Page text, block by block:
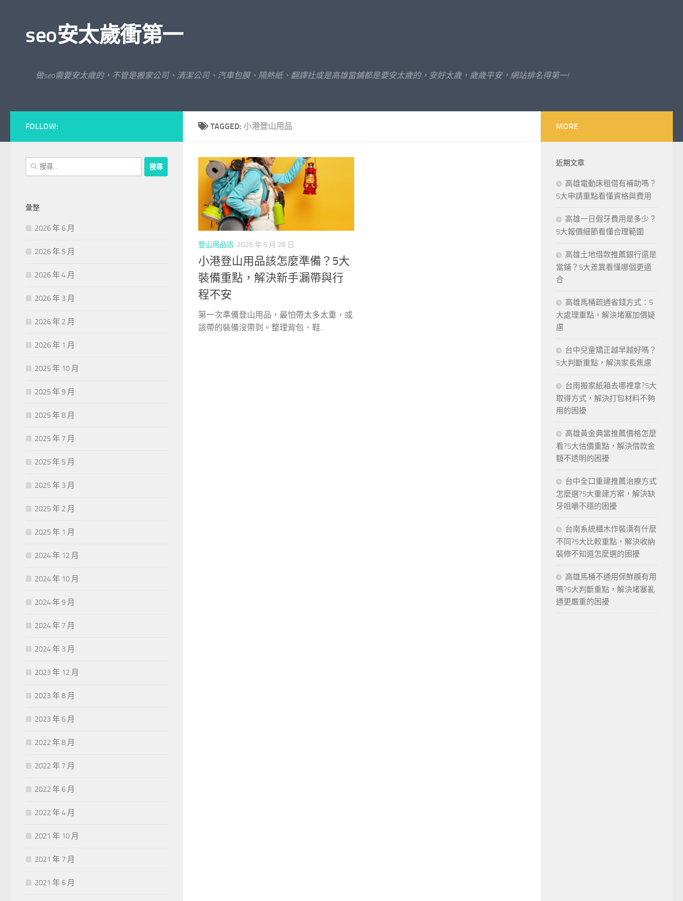
seo安太歲衝第一
做seo需要安太歲的，不管是搬家公司、清潔公司、汽車包膜、隔熱紙、翻譯社或是高雄當鋪都是要安太歲的，安好太歲，歲歲平安，網站排名得第一!
TAGGED: 小港登山用品
登山用品店 2026 年 5 月 28 日
小港登山用品該怎麼準備？5大
裝備重點，解決新手漏帶與行
程不安
第一次準備登山用品，最怕帶太多太重，或
該帶的裝備沒帶到。整理背包、鞋...
FOLLOW:
搜
尋
字:
彙整
2026 年 6 月
2026 年 5 月
2026 年 4 月
2026 年 3 月
2026 年 2 月
2026 年 1 月
2025 年 10 月
2025 年 9 月
2025 年 8 月
2025 年 7 月
2025 年 5 月
2025 年 3 月
2025 年 2 月
2025 年 1 月
2024 年 12 月
2024 年 10 月
2024 年 9 月
2024 年 7 月
2024 年 3 月
2023 年 12 月
2023 年 8 月
2023 年 6 月
2022 年 8 月
2022 年 7 月
2022 年 6 月
2022 年 4 月
2021 年 10 月
2021 年 7 月
2021 年 6 月
MORE
近期文章
高雄電動床租借有補助嗎？
5大申請重點看懂資格與費用
高雄一日假牙費用是多少？
5大報價細節看懂合理範圍
高雄土地借款推薦銀行還是
當鋪？5大差異看懂哪個更適
合
高雄馬桶疏通省錢方式：5
大處理重點，解決堵塞加價疑
慮
台中兒童矯正越早越好嗎？
5大判斷重點，解決家長焦慮
台南搬家紙箱去哪裡拿?5大
取得方式，解決打包材料不夠
用的困擾
高雄黃金典當推薦價格怎麼
看?5大估價重點，解決借款金
額不透明的困擾
台中全口重建推薦治療方式
怎麼選?5大重建方案，解決缺
牙咀嚼不穩的困擾
台南系統櫃木作裝潢有什麼
不同?5大比較重點，解決收納
裝修不知道怎麼選的困擾
高雄馬桶不通用保鮮膜有用
嗎?5大判斷重點，解決堵塞亂
通更嚴重的困擾